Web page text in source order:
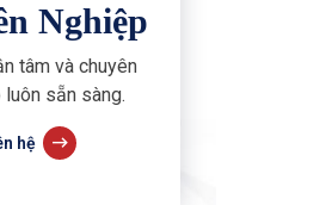
Nghiệp
tâm và chuyên
luôn sẵn sàng.
hệ